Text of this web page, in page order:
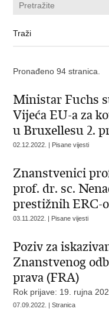
Pronađeno 94 stranica.
Ministar Fuchs
Vijeća EU-a za
u Bruxellesu 2.
02.12.2022. | Pisane vijesti
Znanstvenici
prof. dr. sc.
prestižnih ERC-
03.11.2022. | Pisane vijesti
Poziv za
Znanstvenog
prava (FRA)
Rok prijave: 19. rujna
07.09.2022. | Stranica